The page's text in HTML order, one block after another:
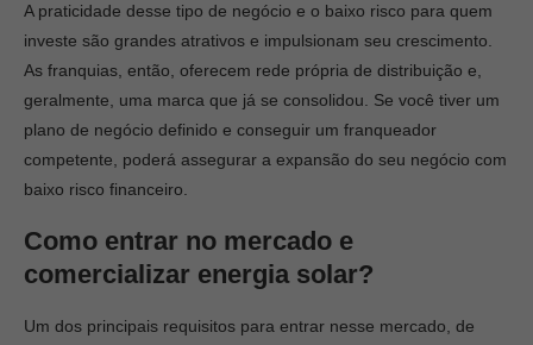
A praticidade desse tipo de negócio e o baixo risco para quem
investe são grandes atrativos e impulsionam seu crescimento.
As franquias, então, oferecem rede própria de distribuição e,
geralmente, uma marca que já se consolidou. Se você tiver um
plano de negócio definido e conseguir um franqueador
competente, poderá assegurar a expansão do seu negócio com
baixo risco financeiro.
Como entrar no mercado e
comercializar energia solar?
Um dos principais requisitos para entrar nesse mercado, de